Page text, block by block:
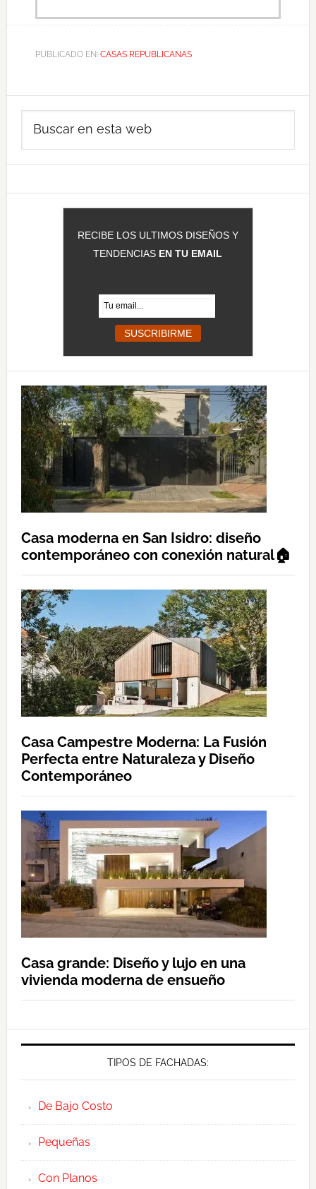
PUBLICADO EN: CASAS REPUBLICANAS
Barra
lateral
principal
RECIBE LOS ULTIMOS DISEÑOS Y
TENDENCIAS EN TU EMAIL
Casa moderna en San Isidro: diseño
contemporáneo con conexión natural🏠
Casa Campestre Moderna: La Fusión
Perfecta entre Naturaleza y Diseño
Contemporáneo
Casa grande: Diseño y lujo en una
vivienda moderna de ensueño
TIPOS DE FACHADAS:
De Bajo Costo
Pequeñas
Con Planos